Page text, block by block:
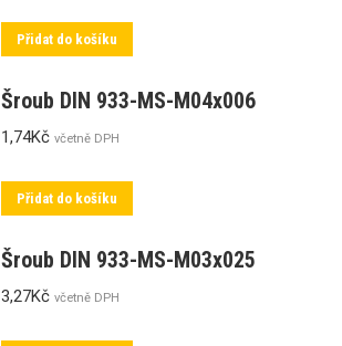
Přidat do košíku
Šroub DIN 933-MS-M04x006
1,74Kč včetně DPH
Přidat do košíku
Šroub DIN 933-MS-M03x025
3,27Kč včetně DPH